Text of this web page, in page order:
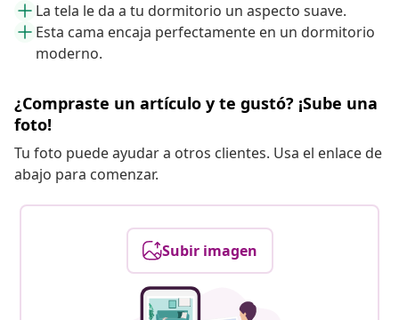
La tela le da a tu dormitorio un aspecto suave.
Esta cama encaja perfectamente en un dormitorio
moderno.
¿Compraste un artículo y te gustó? ¡Sube una
foto!
Tu foto puede ayudar a otros clientes. Usa el enlace de
abajo para comenzar.
Subir imagen